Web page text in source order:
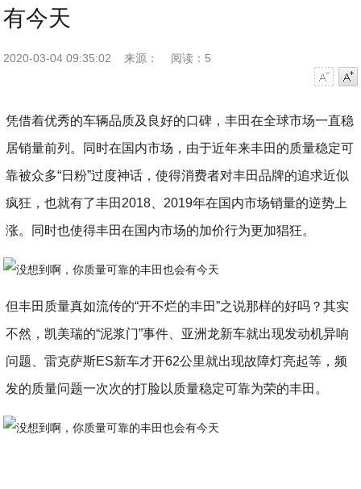
有今天
2020-03-04 09:35:02 来源：
阅读：5
凭借着优秀的车辆品质及良好的口碑，丰田在全球市场一直稳
居销量前列。同时在国内市场，由于近年来丰田的质量稳定可
靠被众多“日粉”过度神话，使得消费者对丰田品牌的追求近似
疯狂，也就有了丰田2018、2019年在国内市场销量的逆势上
涨。同时也使得丰田在国内市场的加价行为更加猖狂。
但丰田质量真如流传的“开不烂的丰田”之说那样的好吗？其实
不然，凯美瑞的“泥浆门”事件、亚洲龙新车就出现发动机异响
问题、雷克萨斯ES新车才开62公里就出现故障灯亮起等，频
发的质量问题一次次的打脸以质量稳定可靠为荣的丰田。